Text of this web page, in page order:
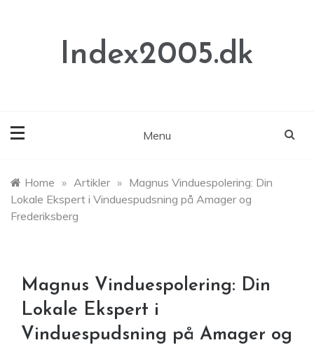
Index2005.dk
Menu
Home » Artikler » Magnus Vinduespolering: Din
Lokale Ekspert i Vinduespudsning på Amager og
Frederiksberg
Magnus Vinduespolering: Din
Lokale Ekspert i
Vinduespudsning på Amager og